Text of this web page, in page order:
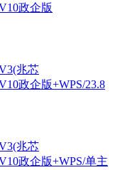
政企版
兆芯
政企版+WPS/23.8
兆芯
政企版+WPS/单主